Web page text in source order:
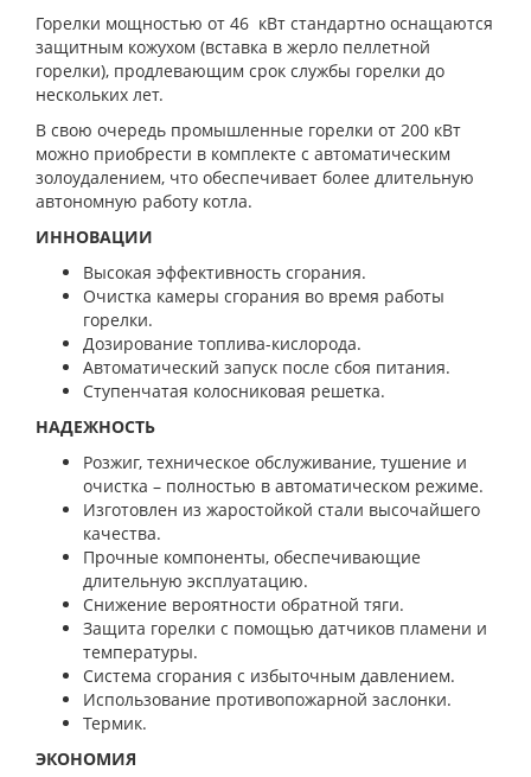
Горелки мощностью от 46 кВт стандартно оснащаются
защитным кожухом (вставка в жерло пеллетной
горелки), продлевающим срок службы горелки до
нескольких лет.
В свою очередь промышленные горелки от 200 кВт
можно приобрести в комплекте с автоматическим
золоудалением, что обеспечивает более длительную
автономную работу котла.
ИННОВАЦИИ
Высокая эффективность сгорания.
Очистка камеры сгорания во время работы
горелки.
Дозирование топлива-кислорода.
Автоматический запуск после сбоя питания.
Ступенчатая колосниковая решетка.
НАДЕЖНОСТЬ
Розжиг, техническое обслуживание, тушение и
очистка – полностью в автоматическом режиме.
Изготовлен из жаростойкой стали высочайшего
качества.
Прочные компоненты, обеспечивающие
длительную эксплуатацию.
Снижение вероятности обратной тяги.
Защита горелки с помощью датчиков пламени и
температуры.
Система сгорания с избыточным давлением.
Использование противопожарной заслонки.
Термик.
ЭКОНОМИЯ